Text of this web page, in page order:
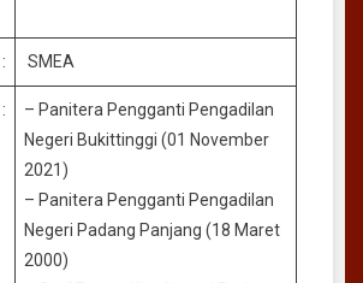
: SMEA
:
– Panitera Pengganti Pengadilan
Negeri Bukittinggi (01 November
2021)
– Panitera Pengganti Pengadilan
Negeri Padang Panjang (18 Maret
2000)